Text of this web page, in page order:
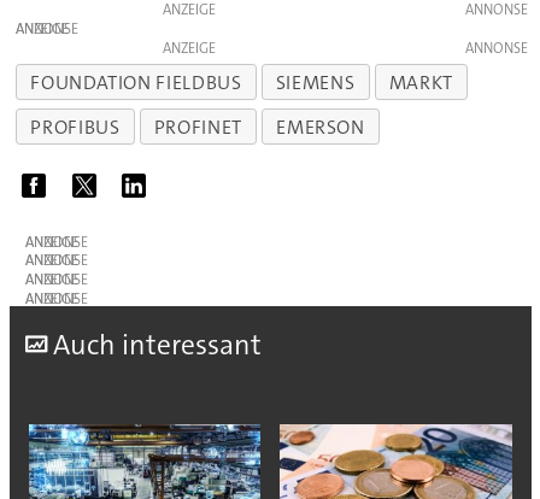
ANZEIGE
ANZEIGE
ANZEIGE
FOUNDATION FIELDBUS SIEMENS
MARKT
PROFIBUS
PROFINET EMERSON
ANZEIGE
ANZEIGE
ANZEIGE
ANZEIGE
Auch interessant